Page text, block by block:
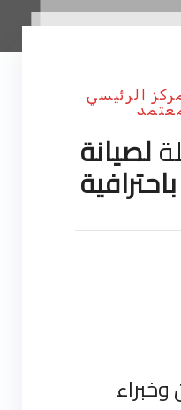
الرئيسي
لصيانة